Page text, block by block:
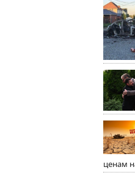
ценам